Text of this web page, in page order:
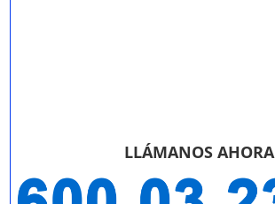
LLÁMANOS AHORA